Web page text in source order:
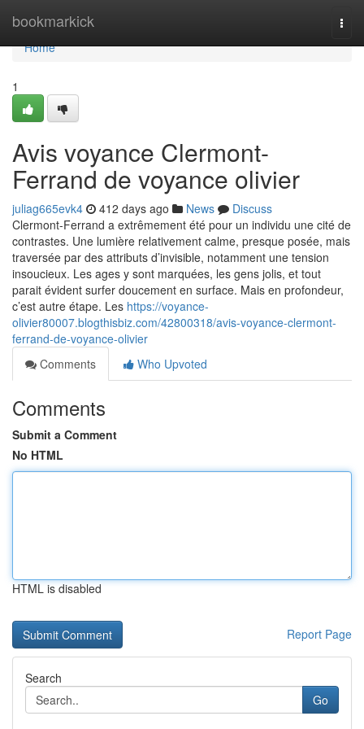
bookmarkick
Home
Home
1
Avis voyance Clermont-
Ferrand de voyance olivier
juliag665evk4 412 days ago News
Discuss
Clermont-Ferrand a extrêmement été pour un individu une cité de
contrastes. Une lumière relativement calme, presque posée, mais
traversée par des attributs d’invisible, notamment une tension
insoucieux. Les ages y sont marquées, les gens jolis, et tout
parait évident surfer doucement en surface. Mais en profondeur,
c’est autre étape. Les https://voyance-
olivier80007.blogthisbiz.com/42800318/avis-voyance-clermont-
ferrand-de-voyance-olivier
Comments
Who Upvoted
Comments
Submit a Comment
No HTML
HTML is disabled
Report Page
Search
Go